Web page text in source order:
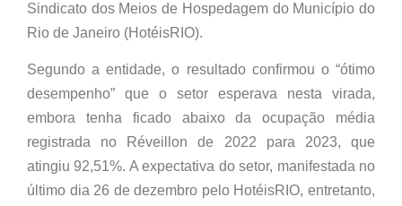
Sindicato dos Meios de Hospedagem do Município do
Rio de Janeiro (HotéisRIO).
Segundo a entidade, o resultado confirmou o “ótimo
desempenho” que o setor esperava nesta virada,
embora tenha ficado abaixo da ocupação média
registrada no Réveillon de 2022 para 2023, que
atingiu 92,51%. A expectativa do setor, manifestada no
último dia 26 de dezembro pelo HotéisRIO, entretanto,